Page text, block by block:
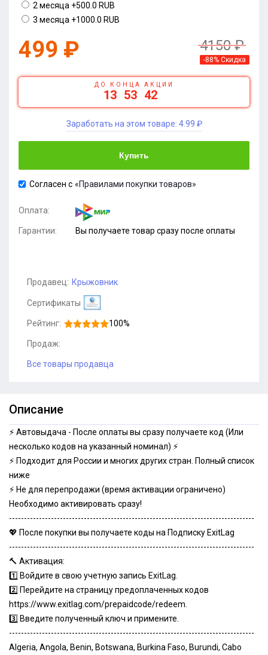
2 месяца +500.0 RUB
3 месяца +1000.0 RUB
499 ₽ 4150 ₽
-88% Скидка
ДО КОНЦА АКЦИИ
13 53 42
Заработать на этом товаре: 4.99 ₽
Купить
Согласен с «Правилами покупки товаров»
Оплата:
Гарантии: Вы получаете товар сразу после оплаты
Продавец: Крыжовник
Сертификаты
Рейтинг: 100%
Продаж:
Все товары продавца
Описание
⚡ Автовыдача - После оплаты вы сразу получаете код (Или
несколько кодов на указанный номинал) ⚡
⚡ Подходит для России и многих других стран. Полный список
ниже
⚡ Не для перепродажи (время активации ограничено)
Необходимо активировать сразу!
----------------------------------------------------------------------------------
💖 После покупки вы получаете коды на Подписку ExitLag
----------------------------------------------------------------------------------
🔨 Активация:
1️⃣ Войдите в свою учетную запись ExitLag.
2️⃣ Перейдите на страницу предоплаченных кодов
https://www.exitlag.com/prepaidcode/redeem.
3️⃣ Введите полученный ключ и примените.
----------------------------------------------------------------------------------
Algeria, Angola, Benin, Botswana, Burkina Faso, Burundi, Cabo